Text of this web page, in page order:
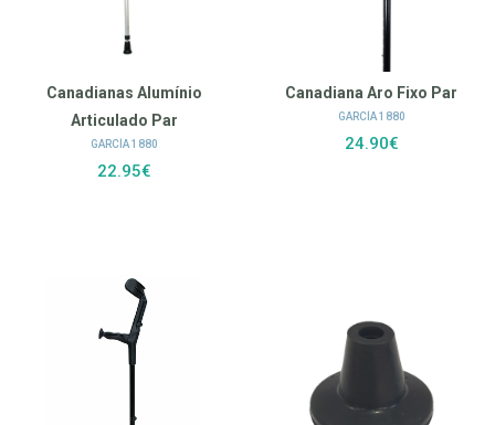
Canadianas Alumínio
Articulado Par
GARCÍA 1880
22.95€
Canadiana Aro Fixo Par
GARCÍA 1880
24.90€